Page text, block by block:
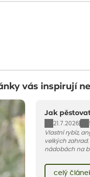
vás inspirují
Jak
21.7.2026
Vlastní rybíz,
velkých
nádobách na
pár základních
celý